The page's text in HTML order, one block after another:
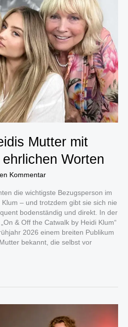
Mutter mit
Worten
Kommentar
die wichtigste Bezugsperson im
Klum – und trotzdem gibt sie sich nie
bodenständig und direkt. In der
& Off the Catwalk by Heidi Klum“
2026 einem breiten Publikum
bekannt, die selbst vor